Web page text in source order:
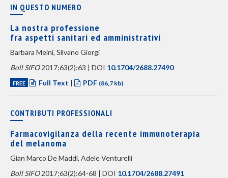
IN QUESTO NUMERO
La nostra professione
fra aspetti sanitari ed amministrativi
Barbara Meini, Silvano Giorgi
Boll SIFO2017;63(2):63 | DOI 10.1704/2688.27490
FREE Full Text | PDF (86,7 kb)
CONTRIBUTI PROFESSIONALI
Farmacovigilanza della recente immunoterapia
del melanoma
Gian Marco De Maddi, Adele Venturelli
Boll SIFO2017;63(2):64-68 | DOI 10.1704/2688.27491